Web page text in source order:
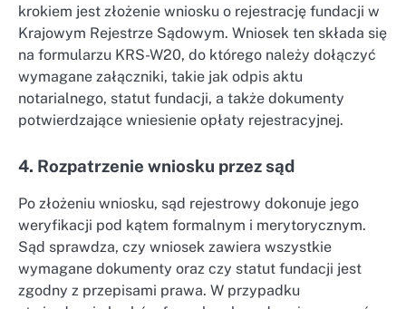
krokiem jest złożenie wniosku o rejestrację fundacji w
Krajowym Rejestrze Sądowym. Wniosek ten składa się
na formularzu KRS-W20, do którego należy dołączyć
wymagane załączniki, takie jak odpis aktu
notarialnego, statut fundacji, a także dokumenty
potwierdzające wniesienie opłaty rejestracyjnej.
4. Rozpatrzenie wniosku przez sąd
Po złożeniu wniosku, sąd rejestrowy dokonuje jego
weryfikacji pod kątem formalnym i merytorycznym.
Sąd sprawdza, czy wniosek zawiera wszystkie
wymagane dokumenty oraz czy statut fundacji jest
zgodny z przepisami prawa. W przypadku